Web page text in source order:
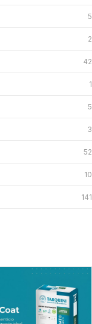
5
2
42
1
5
3
52
10
141